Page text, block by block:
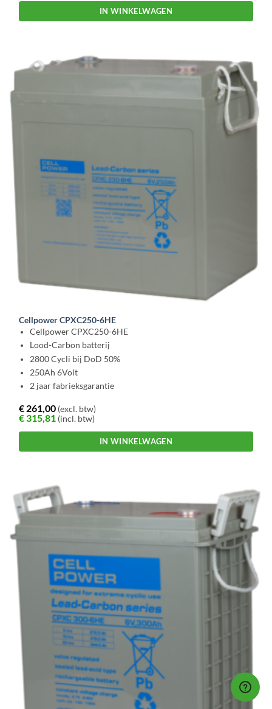
IN WINKELWAGEN
Cellpower CPXC250-6HE
Cellpower CPXC250-6HE
Lood-Carbon batterij
2800 Cycli bij DoD 50%
250Ah 6Volt
2 jaar fabrieksgarantie
€ 261,00 (excl. btw)
€315,81 (incl. btw)
IN WINKELWAGEN